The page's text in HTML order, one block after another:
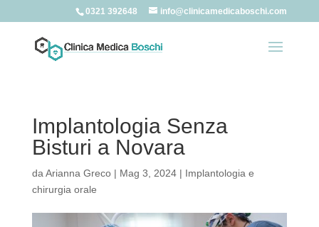
0321 392648 info@clinicamedicaboschi.com
Implantologia Senza
Bisturi a Novara
da Arianna Greco| Mag 3, 2024| Implantologia e
chirurgia orale